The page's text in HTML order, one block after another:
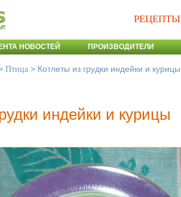
РЕЦЕПТЫ
НОВОСТЕЙ ПРОИЗВОДИТЕЛИ
Птица > Котлеты из грудки индейки и курицы
индейки и курицы